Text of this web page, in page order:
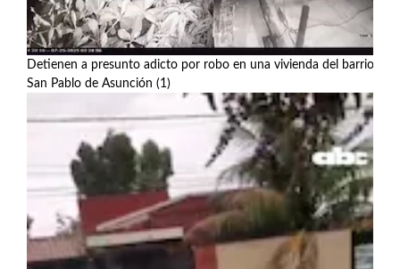
Detienen a presunto adicto por robo en una vivienda del barrio
San Pablo de Asunción (1)